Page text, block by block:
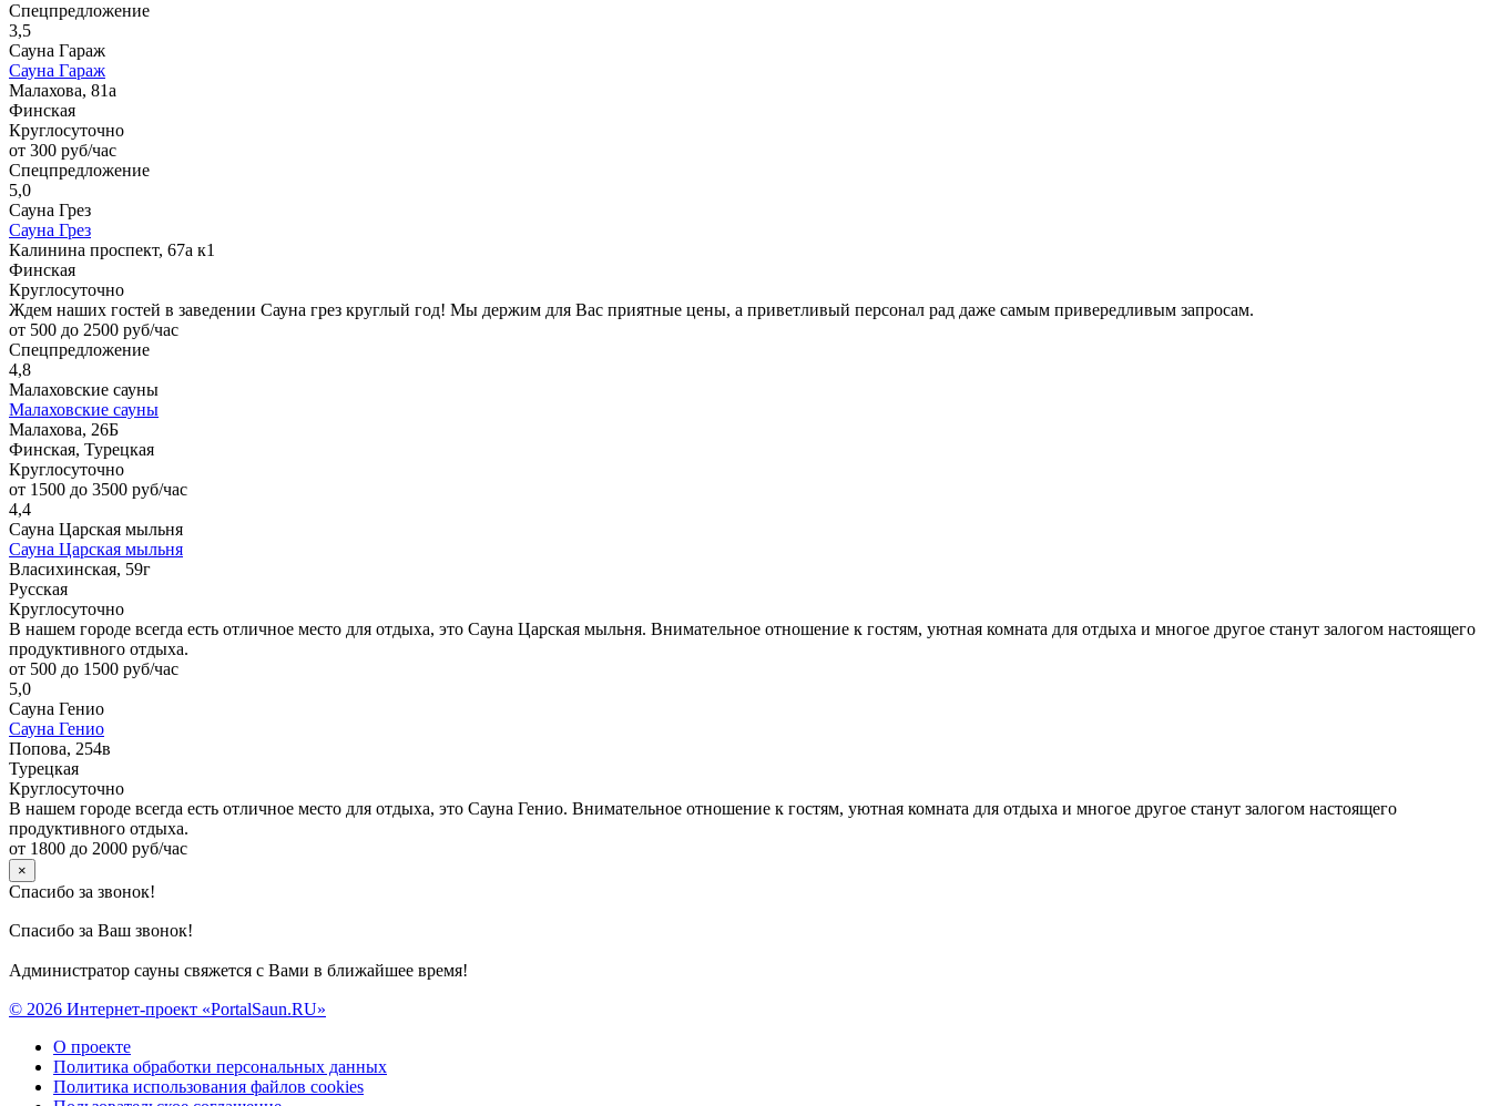
Спецпредложение
3,5
Сауна Гараж
Сауна Гараж
Малахова, 81а
Финская
Круглосуточно
от 300 руб/час
Спецпредложение
5,0
Сауна Грез
Сауна Грез
Калинина проспект, 67а к1
Финская
Круглосуточно
Ждем наших гостей в заведении Сауна грез круглый год! Мы держим для Вас приятные цены, а приветливый персонал рад даже самым привередливым запросам.
от 500 до 2500 руб/час
Спецпредложение
4,8
Малаховские сауны
Малаховские сауны
Малахова, 26Б
Финская, Турецкая
Круглосуточно
от 1500 до 3500 руб/час
4,4
Сауна Царская мыльня
Сауна Царская мыльня
Власихинская, 59г
Русская
Круглосуточно
В нашем городе всегда есть отличное место для отдыха, это Сауна Царская мыльня. Внимательное отношение к гостям, уютная комната для отдыха и многое другое станут залогом настоящего
продуктивного отдыха.
от 500 до 1500 руб/час
5,0
Сауна Генио
Сауна Генио
Попова, 254в
Турецкая
Круглосуточно
В нашем городе всегда есть отличное место для отдыха, это Сауна Генио. Внимательное отношение к гостям, уютная комната для отдыха и многое другое станут залогом настоящего
продуктивного отдыха.
от 1800 до 2000 руб/час
×
Спасибо за звонок!
Спасибо за Ваш звонок!
Администратор сауны свяжется с Вами в ближайшее время!
© 2026 Интернет-проект «PortalSaun.RU»
О проекте
Политика обработки персональных данных
Политика использования файлов cookies